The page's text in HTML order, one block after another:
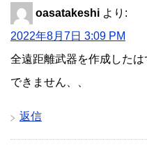
oasatakeshi より:
2022年8月7日 3:09 PM
全遠距離武器を作成した
できません、、
返信